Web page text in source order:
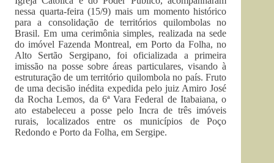
nessa quarta-feira (15/9) mais um momento histórico
para a consolidação de territórios quilombolas no
Brasil. Em uma cerimônia simples, realizada na sede
do imóvel Fazenda Montreal, em Porto da Folha, no
Alto Sertão Sergipano, foi oficializada a primeira
imissão na posse sobre áreas particulares, visando à
estruturação de um território quilombola no país. Fruto
de uma decisão inédita expedida pelo juiz Amiro José
da Rocha Lemos, da 6ª Vara Federal de Itabaiana, o
ato estabeleceu a posse pelo Incra de três imóveis
rurais, localizados entre os municípios de Poço
Redondo e Porto da Folha, em Sergipe.